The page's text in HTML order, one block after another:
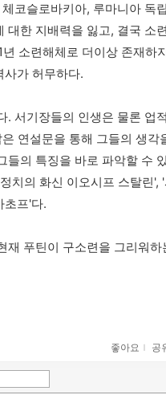
코슬로바키아, 루마니아 독
대한 지배력을 잃고, 결국 소
소련해체로 더이상 존재하
사가 허무하다.
. 서기장들의 인생은 물론 업
연설문을 통해 그들의 생각
들의 특징을 바로 파악할 수
치의 화신 이오시프 스탈린',
초프'다.
재 푸틴이 구소련을 그리워
좋아요 ｌ 공